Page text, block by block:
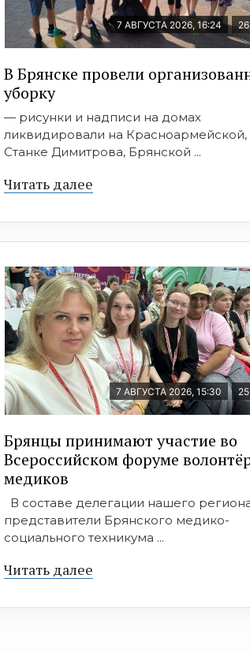
7 АВГУСТА 2026, 16:24 26
В Брянске провели
уборку
— рисунки и надписи на домах
ликвидировали на Красноармейской,
Станке Димитрова, Брянской ...
Читать далее
7 АВГУСТА 2026, 15:30 25
Брянцы принимают участие во
Всероссийском форуме
медиков
В составе делегации нашего
представители Брянского медико-
социального техникума ...
Читать далее